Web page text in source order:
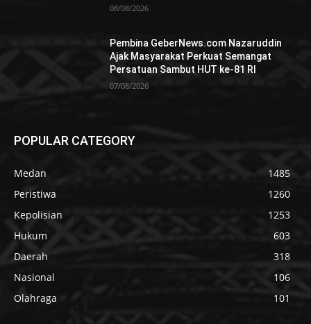
08/08/2026
Pembina GeberNews.com Nazaruddin
Ajak Masyarakat Perkuat Semangat
Persatuan Sambut HUT ke-81 RI
07/08/2026
POPULAR CATEGORY
Medan
1485
Peristiwa
1260
Kepolisian
1253
Hukum
603
Daerah
318
Nasional
106
Olahraga
101